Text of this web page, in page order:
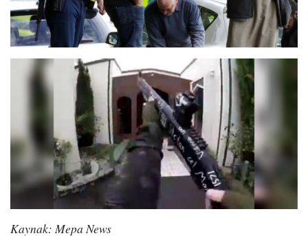
Kaynak: Mepa News